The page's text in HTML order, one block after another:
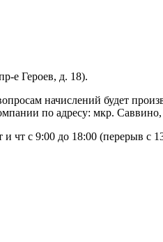
е Героев, д. 18).
начислений будет
по адресу: мкр.
чт с 9:00 до 18:00 (перерыв с